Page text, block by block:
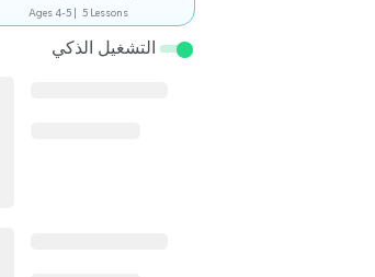
Ages 4-5 | 5 Lessons